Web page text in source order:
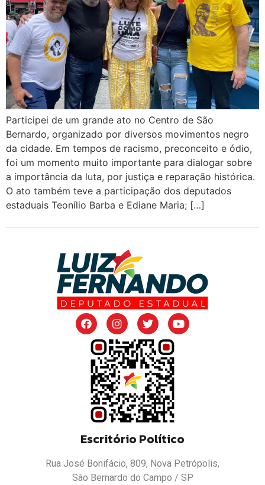
Participei de um grande ato no Centro de São
Bernardo, organizado por diversos movimentos negro
da cidade. Em tempos de racismo, preconceito e ódio,
foi um momento muito importante para dialogar sobre
a importância da luta, por justiça e reparação histórica.
O ato também teve a participação dos deputados
estaduais Teonílio Barba e Ediane Maria; […]
Escritório Político
Rua José Bonifácio, 809, Nova Petrópolis,
São Bernardo do Campo / SP